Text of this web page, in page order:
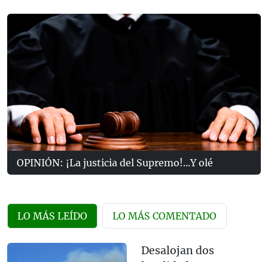
OPINIÓN: ¡La justicia del Supremo!...Y olé
LO MÁS LEÍDO LO MÁS COMENTADO
Desalojan dos